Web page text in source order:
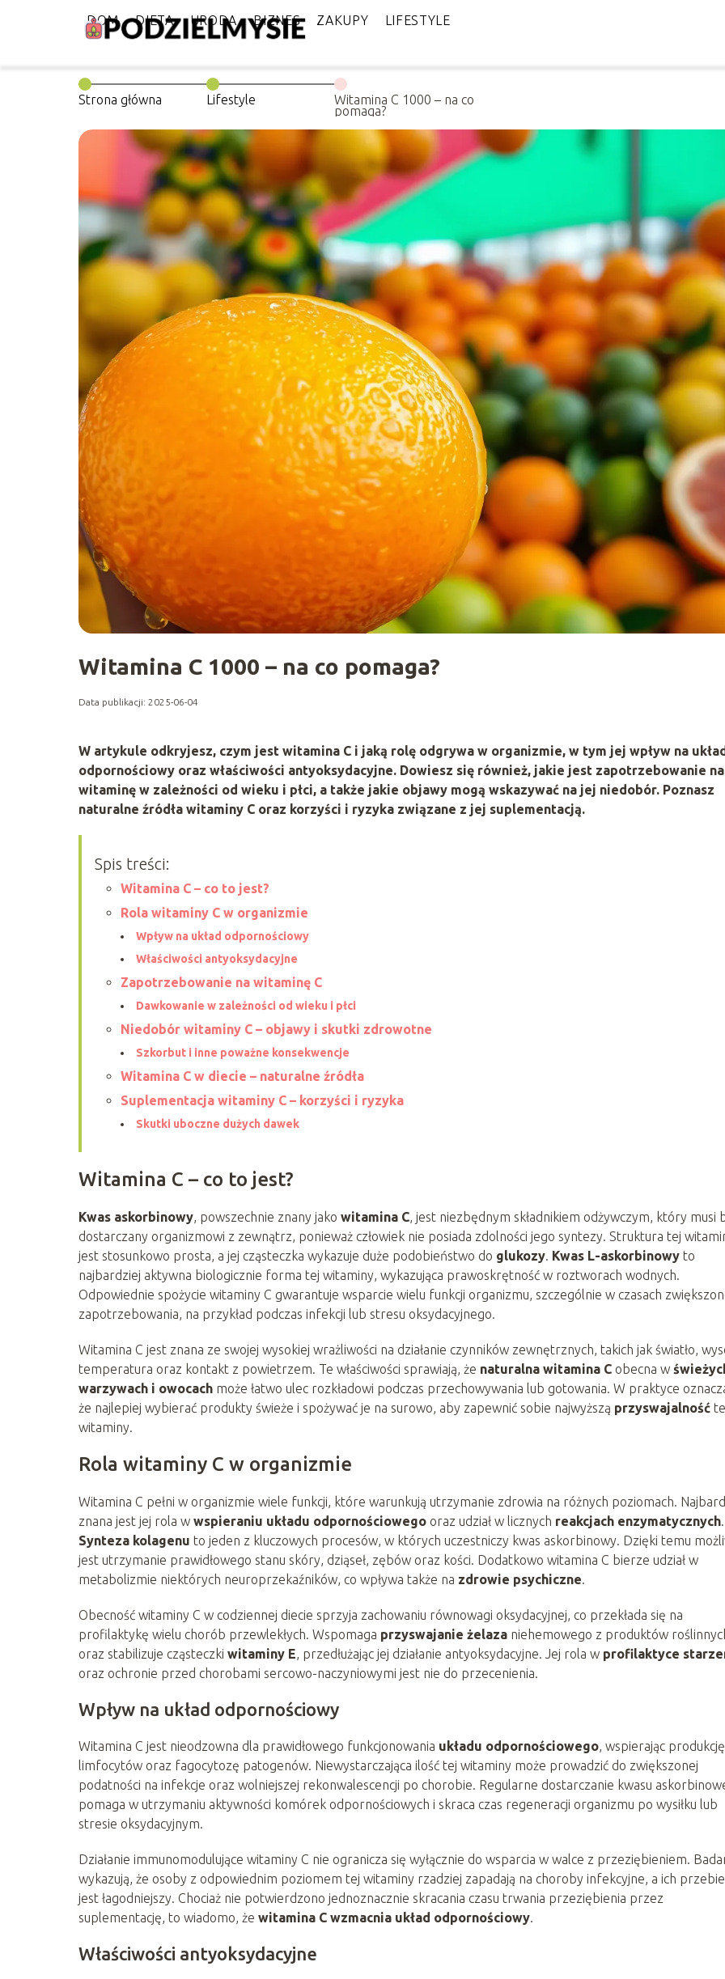
DOM DIETA URODA BIZNES ZAKUPY LIFESTYLE
Strona główna Lifestyle Witamina C 1000 – na co
pomaga?
Witamina C 1000 – na co pomaga?
Data publikacji: 2025-06-04
W artykule odkryjesz, czym jest witamina C i jaką rolę odgrywa w organizmie, w tym jej wpływ na układ
odpornościowy oraz właściwości antyoksydacyjne. Dowiesz się również, jakie jest zapotrzebowanie
witaminę w zależności od wieku i płci, a także jakie objawy mogą wskazywać na jej niedobór. Poznasz
naturalne źródła witaminy C oraz korzyści i ryzyka związane z jej suplementacją.
Spis treści:
Witamina C – co to jest?
Rola witaminy C w organizmie
Wpływ na układ odpornościowy
Właściwości antyoksydacyjne
Zapotrzebowanie na witaminę C
Dawkowanie w zależności od wieku i płci
Niedobór witaminy C – objawy i skutki zdrowotne
Szkorbut i inne poważne konsekwencje
Witamina C w diecie – naturalne źródła
Suplementacja witaminy C – korzyści i ryzyka
Skutki uboczne dużych dawek
Witamina C – co to jest?
Kwas askorbinowy, powszechnie znany jako witamina C, jest niezbędnym składnikiem odżywczym, który musi
dostarczany organizmowi z zewnątrz, ponieważ człowiek nie posiada zdolności jego syntezy. Struktura tej
jest stosunkowo prosta, a jej cząsteczka wykazuje duże podobieństwo do glukozy. Kwas L-askorbinowy to
najbardziej aktywna biologicznie forma tej witaminy, wykazująca prawoskrętność w roztworach wodnych.
Odpowiednie spożycie witaminy C gwarantuje wsparcie wielu funkcji organizmu, szczególnie w czasach
zapotrzebowania, na przykład podczas infekcji lub stresu oksydacyjnego.
Witamina C jest znana ze swojej wysokiej wrażliwości na działanie czynników zewnętrznych, takich jak światło,
temperatura oraz kontakt z powietrzem. Te właściwości sprawiają, że naturalna witamina C obecna w
warzywach i owocach może łatwo ulec rozkładowi podczas przechowywania lub gotowania. W praktyce
że najlepiej wybierać produkty świeże i spożywać je na surowo, aby zapewnić sobie najwyższą przyswajalność
witaminy.
Rola witaminy C w organizmie
Witamina C pełni w organizmie wiele funkcji, które warunkują utrzymanie zdrowia na różnych poziomach.
znana jest jej rola w wspieraniu układu odpornościowego oraz udział w licznych reakcjach enzymatycznych.
Synteza kolagenu to jeden z kluczowych procesów, w których uczestniczy kwas askorbinowy. Dzięki temu
jest utrzymanie prawidłowego stanu skóry, dziąseł, zębów oraz kości. Dodatkowo witamina C bierze udział w
metabolizmie niektórych neuroprzekaźników, co wpływa także na zdrowie psychiczne.
Obecność witaminy C w codziennej diecie sprzyja zachowaniu równowagi oksydacyjnej, co przekłada się na
profilaktykę wielu chorób przewlekłych. Wspomaga przyswajanie żelaza niehemowego z produktów
oraz stabilizuje cząsteczki witaminy E, przedłużając jej działanie antyoksydacyjne. Jej rola w profilaktyce
oraz ochronie przed chorobami sercowo-naczyniowymi jest nie do przecenienia.
Wpływ na układ odpornościowy
Witamina C jest nieodzowna dla prawidłowego funkcjonowania układu odpornościowego, wspierając produkcję
limfocytów oraz fagocytozę patogenów. Niewystarczająca ilość tej witaminy może prowadzić do zwiększonej
podatności na infekcje oraz wolniejszej rekonwalescencji po chorobie. Regularne dostarczanie kwasu
pomaga w utrzymaniu aktywności komórek odpornościowych i skraca czas regeneracji organizmu po wysiłku lub
stresie oksydacyjnym.
Działanie immunomodulujące witaminy C nie ogranicza się wyłącznie do wsparcia w walce z przeziębieniem.
wykazują, że osoby z odpowiednim poziomem tej witaminy rzadziej zapadają na choroby infekcyjne, a ich
jest łagodniejszy. Chociaż nie potwierdzono jednoznacznie skracania czasu trwania przeziębienia przez
suplementację, to wiadomo, że witamina C wzmacnia układ odpornościowy.
Właściwości antyoksydacyjne